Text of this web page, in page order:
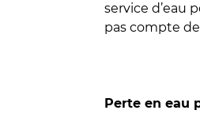
service d’eau
pas compte
Perte en eau